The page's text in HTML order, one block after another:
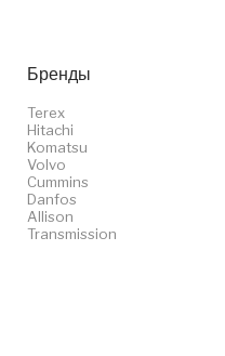
Бренды
Terex
Hitachi
Komatsu
Volvo
Cummins
Danfos
Allison
Transmission